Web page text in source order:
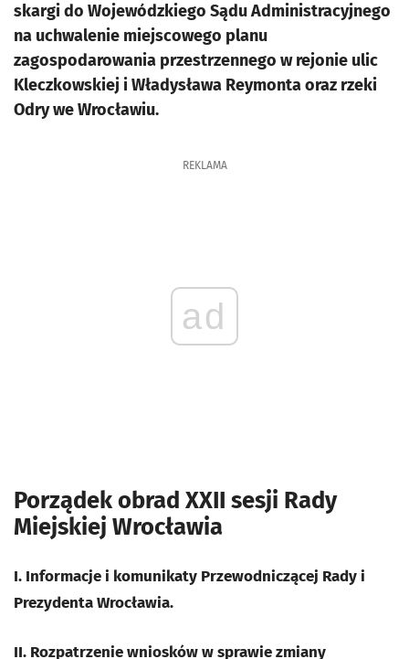
skargi do Wojewódzkiego Sądu Administracyjnego
na uchwalenie miejscowego planu
zagospodarowania przestrzennego w rejonie ulic
Kleczkowskiej i Władysława Reymonta oraz rzeki
Odry we Wrocławiu.
REKLAMA
ad
Porządek obrad XXII sesji Rady
Miejskiej Wrocławia
I. Informacje i komunikaty Przewodniczącej Rady i
Prezydenta Wrocławia.
II. Rozpatrzenie wniosków w sprawie zmiany